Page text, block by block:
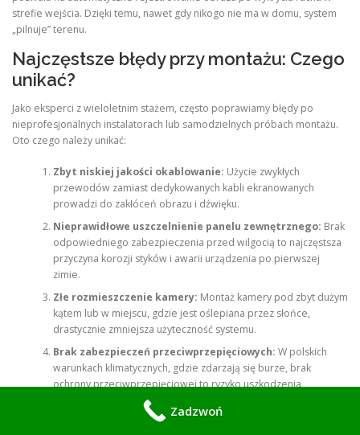
strefie wejścia. Dzięki temu, nawet gdy nikogo nie ma w domu, system
„pilnuje” terenu.
Najczęstsze błędy przy montażu: Czego
unikać?
Jako eksperci z wieloletnim stażem, często poprawiamy błędy po
nieprofesjonalnych instalatorach lub samodzielnych próbach montażu.
Oto czego należy unikać:
Zbyt niskiej jakości okablowanie: Użycie zwykłych
przewodów zamiast dedykowanych kabli ekranowanych
prowadzi do zakłóceń obrazu i dźwięku.
Nieprawidłowe uszczelnienie panelu zewnętrznego: Brak
odpowiedniego zabezpieczenia przed wilgocią to najczęstsza
przyczyna korozji styków i awarii urządzenia po pierwszej
zimie.
Złe rozmieszczenie kamery: Montaż kamery pod zbyt dużym
kątem lub w miejscu, gdzie jest oślepiana przez słońce,
drastycznie zmniejsza użyteczność systemu.
Brak zabezpieczeń przeciwprzepięciowych: W polskich
warunkach klimatycznych, gdzie zdarzają się burze, brak
ochrony przeciwprzepięciowej to ryzyko uszkodzenia
Zadzwoń